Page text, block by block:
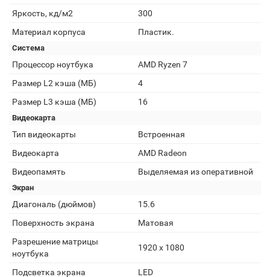
Яркость, кд/м2
300
Материал корпуса
Пластик.
Система
Процессор ноутбука
AMD Ryzen 7
Размер L2 кэша (МБ)
4
Размер L3 кэша (МБ)
16
Видеокарта
Тип видеокарты
Встроенная
Видеокарта
AMD Radeon
Видеопамять
Выделяемая из оперативной
Экран
Диагональ (дюймов)
15.6
Поверхность экрана
Матовая
Разрешение матрицы
ноутбука
1920 x 1080
Подсветка экрана
LED